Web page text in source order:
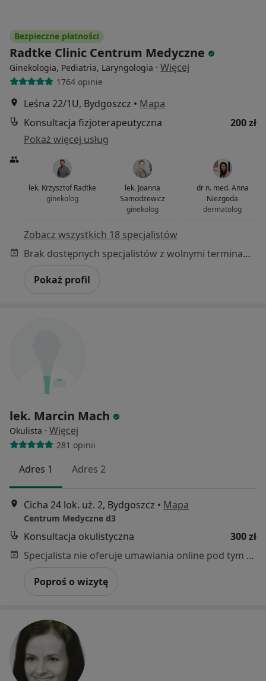
Bezpieczne płatności
Radtke Clinic Centrum Medyczne
Ginekologia, Pediatria, Laryngologia · Więcej
1764 opinie
Leśna 22/1U, Bydgoszcz • Mapa
Konsultacja fizjoterapeutyczna
200 zł
Pokaż więcej usług
lek. Krzysztof Radtke
ginekolog
lek. Joanna
Samodzewicz
ginekolog
dr n. med. Anna
Niezgoda
dermatolog
Zobacz wszystkich 18 specjalistów
Brak dostępnych specjalistów z wolnymi terminami w tym centrum medycznym.
Pokaż profil
lek. Marcin Mach
Okulista · Więcej
281 opinii
Adres 1 Adres 2
Cicha 24 lok. uż. 2, Bydgoszcz • Mapa
Centrum Medyczne d3
Konsultacja okulistyczna
300 zł
Specjalista nie oferuje umawiania online pod tym adresem.
Poproś o wizytę